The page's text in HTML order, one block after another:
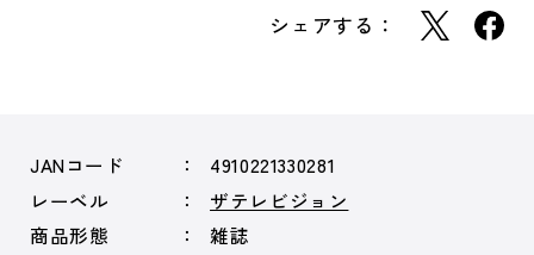
シェアする：
JANコード
4910221330281
レーベル
ザテレビジョン
商品形態
雑誌